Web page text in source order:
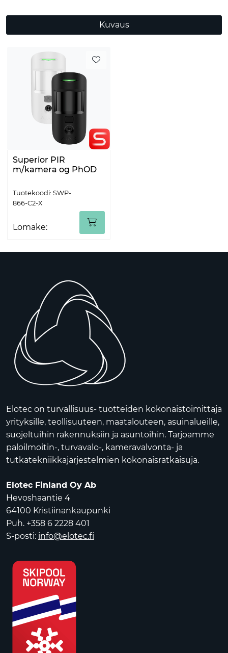
Kuvaus
Superior PIR
m/kamera og PhOD
Tuotekoodi: SWP-
866-C2-X
Lomake:
Elotec on turvallisuus- tuotteiden kokonaistoimittaja
yrityksille, teollisuuteen, maatalouteen, asuinalueille,
suojeltuihin rakennuksiin ja asuntoihin. Tarjoamme
paloilmoitin-, turvavalo-, kameravalvonta- ja
tutkatekniikkajärjestelmien kokonaisratkaisuja.
Elotec Finland Oy Ab
Hevoshaantie 4
64100 Kristiinankaupunki
Puh. +358 6 2228 401
S-posti: info@elotec.fi